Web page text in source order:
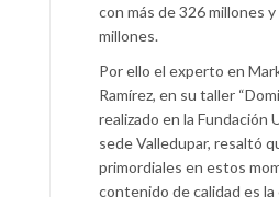
con más de 326 millones
millones.
Por ello el experto en
Ramírez, en su taller
realizado en la Fundación
sede Valledupar, resaltó
primordiales en estos
contenido de calidad es